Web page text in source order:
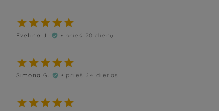

Evelina J.  • prieš 20 dienų

Simona G.  • prieš 24 dienas
